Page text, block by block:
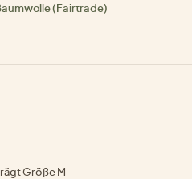
(Fairtrade)
Größe M